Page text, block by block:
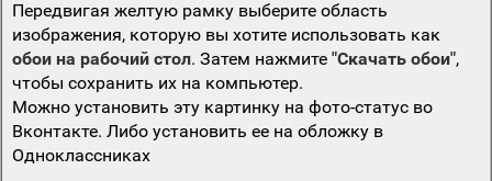
Передвигая желтую рамку выберите область
изображения, которую вы хотите использовать как
обои на рабочий стол. Затем нажмите "Скачать обои",
чтобы сохранить их на компьютер.
Можно установить эту картинку на фото-статус во
Вконтакте. Либо установить ее на обложку в
Одноклассниках